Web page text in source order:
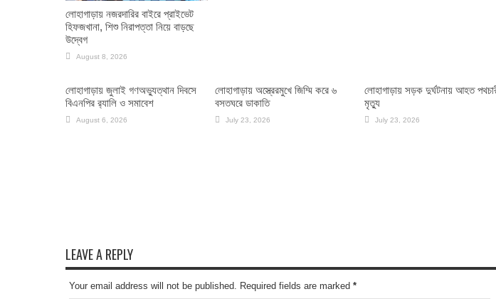
লোহাগাড়ায় নজরদারির বাইরে প্রাইভেট
হিফজখানা, শিশু নিরাপত্তা নিয়ে বাড়ছে
উদ্বেগ
August 8, 2026
লোহাগাড়ায় জুলাই গণঅভ্যুত্থান দিবসে
বিএনপির র‌্যালি ও সমাবেশ
August 6, 2026
লোহাগাড়ায় অস্ত্রেরমুখে জিম্মি করে ৬
বসতঘরে ডাকাতি
July 23, 2026
লোহাগাড়ায় সড়ক দুর্ঘটনায় আহত
মৃত্যু
July 23, 2026
LEAVE A REPLY
Your email address will not be published. Required fields are marked *